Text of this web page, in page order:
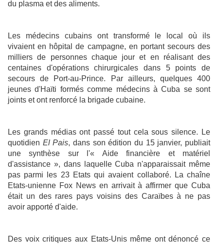
du plasma et des aliments.
Les médecins cubains ont transformé le local où ils
vivaient en hôpital de campagne, en portant secours des
milliers de personnes chaque jour et en réalisant des
centaines d'opérations chirurgicales dans 5 points de
secours de Port-au-Prince. Par ailleurs, quelques 400
jeunes d'Haïti formés comme médecins à Cuba se sont
joints et ont renforcé la brigade cubaine.
Les grands médias ont passé tout cela sous silence. Le
quotidien El Pais, dans son édition du 15 janvier, publiait
une synthèse sur l'« Aide financière et matériel
d'assistance », dans laquelle Cuba n'apparaissait même
pas parmi les 23 Etats qui avaient collaboré. La chaîne
Etats-unienne Fox News en arrivait à affirmer que Cuba
était un des rares pays voisins des Caraïbes à ne pas
avoir apporté d'aide.
Des voix critiques aux Etats-Unis même ont dénoncé ce